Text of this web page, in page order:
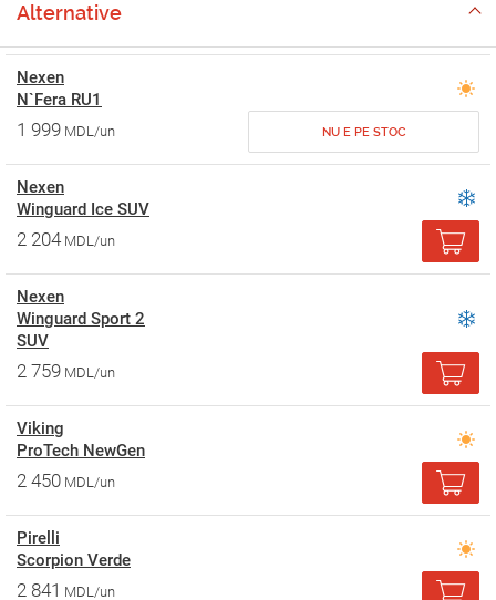
Alternative
Nexen
N`Fera RU1
1 999 MDL/un NU E PE STOC
Nexen
Winguard Ice SUV
2 204 MDL/un
Nexen
Winguard Sport 2
SUV
2 759 MDL/un
Viking
ProTech NewGen
2 450 MDL/un
Pirelli
Scorpion Verde
2 841 MDL/un